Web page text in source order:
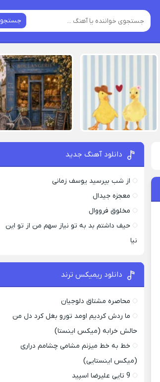
جستجو
دانلود آهنگ جدید
از شب بپرسید یوسف زمانی
معجزه جیدال
مخلوق فرووال
حیف داشتم بد به تو نیاز سهم من از تو این
نیا
دانلود ریمیکس ترند
محاصره مشتاق دلوجیان
ما ردش کردیم اومد تورو بغل کرد دل من
حالش خرابه (میکس اینستا)
خط به خط میزنم مشامی چشامم دراری
(میکس اینستایی)
9 تایی علیرضا اسپید